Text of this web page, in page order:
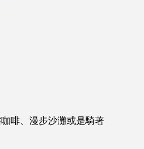
啡、漫步沙灘或是騎著